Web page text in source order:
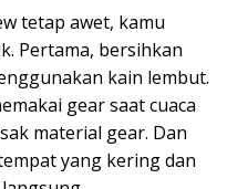
tetap awet, kamu
Pertama, bersihkan
kain lembut.
gear saat cuaca
material gear. Dan
yang kering dan